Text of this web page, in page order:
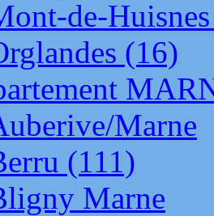
de-
(16)
Marne
(111)
Marne